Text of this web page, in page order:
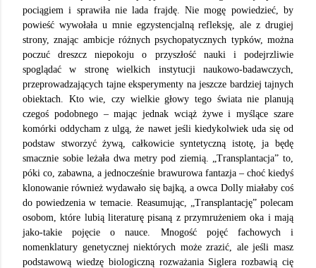
pociągiem i sprawiła nie lada frajdę. Nie mogę powiedzieć, by
powieść wywołała u mnie egzystencjalną refleksję, ale z drugiej
strony, znając ambicje różnych psychopatycznych typków, można
poczuć dreszcz niepokoju o przyszłość nauki i podejrzliwie
spoglądać w stronę wielkich instytucji naukowo-badawczych,
przeprowadzających tajne eksperymenty na jeszcze bardziej tajnych
obiektach. Kto wie, czy wielkie głowy tego świata nie planują
czegoś podobnego – mając jednak wciąż żywe i myślące szare
komórki oddycham z ulgą, że nawet jeśli kiedykolwiek uda się od
podstaw stworzyć żywą, całkowicie syntetyczną istotę, ja będę
smacznie sobie leżała dwa metry pod ziemią. „Transplantacja” to,
póki co, zabawna, a jednocześnie brawurowa fantazja – choć kiedyś
klonowanie również wydawało się bajką, a owca Dolly miałaby coś
do powiedzenia w temacie. Reasumując, „Transplantację” polecam
osobom, które lubią literaturę pisaną z przymrużeniem oka i mają
jako-takie pojęcie o nauce. Mnogość pojęć fachowych i
nomenklatury genetycznej niektórych może zrazić, ale jeśli masz
podstawową wiedzę biologiczną rozważania Siglera rozbawią cię